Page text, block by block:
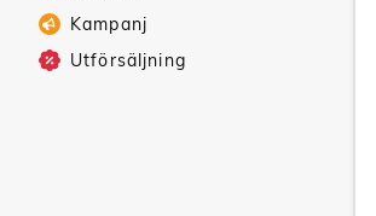
Kampanj
Utförsäljning